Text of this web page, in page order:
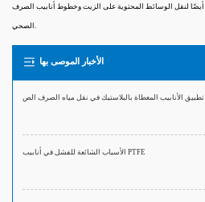
أيضًا لنقل الوسائط المحتوية على الزيت وخطوط أنابيب الصرف
الصحي.
الأخبار الموصى بها
تطبيق الأنابيب المغطاة بالبلاستيك في نقل مياه الصرف الص
الأسباب الشائعة للفشل في أنابيب PTFE